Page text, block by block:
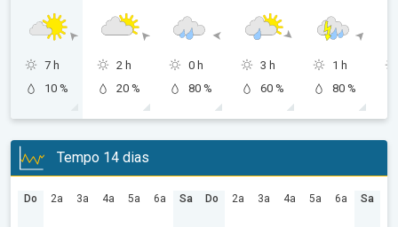
7 h
10 %
2 h
20 %
0 h
80 %
3 h
60 %
1 h
80 %
Tempo 14 dias
Do 2a 3a 4a 5a 6a Sa Do 2a 3a 4a 5a 6a Sa